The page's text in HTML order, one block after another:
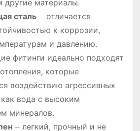
другие материалы.
сталь⏤ отличается
к коррозии,
и давлению.
фитинги идеально подходят
которые
воздействию агрессивных
вода с высоким
минералов.
⏤ легкий, прочный и не